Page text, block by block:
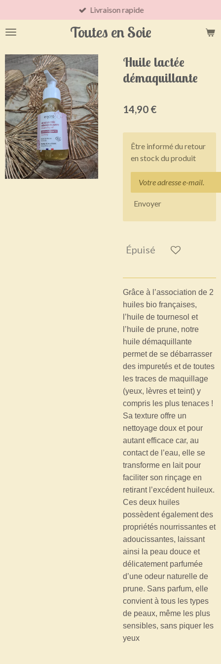
au
contenu
Toutes en Soie
Livraison rapide
Huile lactée
démaquillante
14,90 €
Être informé du retour
en stock du produit
Envoyer
Épuisé
Grâce à l’association de 2
huiles bio françaises,
l’huile de tournesol et
l’huile de prune, notre
huile démaquillante
permet de se débarrasser
des impuretés et de toutes
les traces de maquillage
(yeux, lèvres et teint) y
compris les plus tenaces !
Sa texture offre un
nettoyage doux et pour
autant efficace car, au
contact de l’eau, elle se
transforme en lait pour
faciliter son rinçage en
retirant l’excédent huileux.
Ces deux huiles
possèdent également des
propriétés nourrissantes et
adoucissantes, laissant
ainsi la peau douce et
délicatement parfumée
d’une odeur naturelle de
prune. Sans parfum, elle
convient à tous les types
de peaux, même les plus
sensibles, sans piquer les
yeux